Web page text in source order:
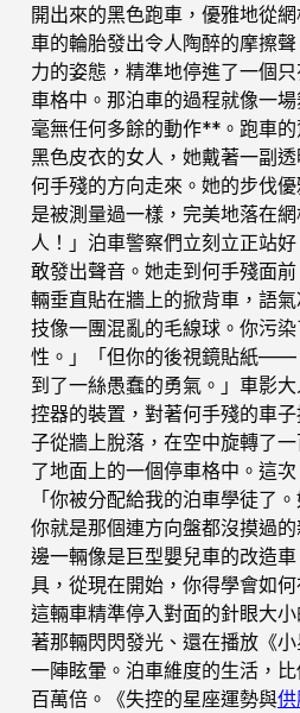
開出來的黑色跑車，優雅地從
車的輪胎發出令人陶醉的摩擦
力的姿態，精準地停進了一個
車格中。那泊車的過程就像一
毫無任何多餘的動作**。跑車
黑色皮衣的女人，她戴著一副
何手殘的方向走來。她的步伐
是被測量過一樣，完美地落在
人！」泊車警察們立刻立正站
敢發出聲音。她走到何手殘面
輛垂直貼在牆上的掀背車，語
技像一團混亂的毛線球。你污
性。」「但你的後視鏡貼紙——
到了一絲愚蠢的勇氣。」車影
控器的裝置，對著何手殘的車
子從牆上脫落，在空中旋轉了
了地面上的一個停車格中。這
「你被分配給我的泊車學徒了
你就是那個連方向盤都沒摸過
邊一輛像是巨型嬰兒車的改造
具，從現在開始，你得學會如
這輛車精準停入對面的針眼大
著那輛閃閃發光、還在播放《
一陣眩暈。泊車維度的生活，
百萬倍。《失控的星座運勢與